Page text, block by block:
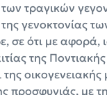
τραγικών
γενοκτονίας
σε ότι με αφορά,
της
προσφυγιάς, με